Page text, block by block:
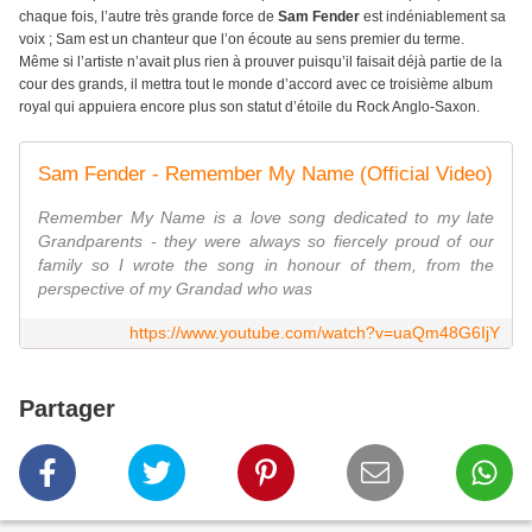
chaque fois, l’autre très grande force de Sam Fender est indéniablement sa
voix ; Sam est un chanteur que l’on écoute au sens premier du terme.
Même si l’artiste n’avait plus rien à prouver puisqu’il faisait déjà partie de la
cour des grands, il mettra tout le monde d’accord avec ce troisième album
royal qui appuiera encore plus son statut d’étoile du Rock Anglo-Saxon.
Sam Fender - Remember My Name (Official Video)
Remember My Name is a love song dedicated to my late
Grandparents - they were always so fiercely proud of our
family so I wrote the song in honour of them, from the
perspective of my Grandad who was
https://www.youtube.com/watch?v=uaQm48G6IjY
Partager